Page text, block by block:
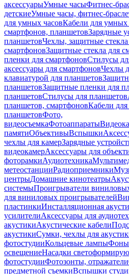
аксессуарыУмные часыФитнес-
детскиеУмные часы, фитнес-
для умных часовКабели для умных
смартфонов, планшетовЗарядные
планшетовЧехлы, защитные
смартфоновЗащитные стекла для
пленки для смартфоновСтилусы
аксессуары для смартфоновЧехлы
клавиатурой для планшетов
планшетовЗащитные пленки для
планшетовСтилусы для планшетов
планшетов, смартфоновКабели
планшетовФото,
видеосъемкаФотоаппараты
памятиОбъективыВспышки
чехлы для камерЗарядные
видеокамерАксессуары для
фоторамкиАудиотехника
метеостанцииРадиоприемники
центрыДомашние кинотеатры
системыПроигрыватели
для виниловых проигрывателей
пластинкиИнсталляционная
усилителиАксессуары для
акустикиАкустические кабели
акустикиСумки, чехлы для
фотостудииКольцевые лампыФоны
освещениеНасадки
фотостудииФотозонты, отражатели
предметной съемкиВспышки